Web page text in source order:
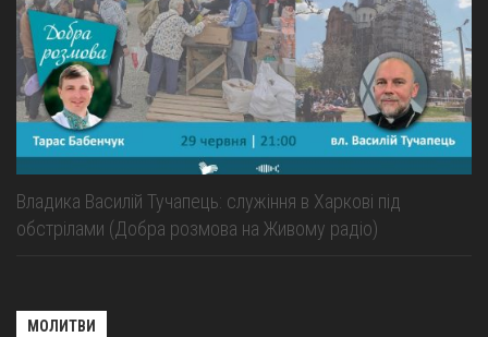
Владика Василій Тучапець: служіння в Харкові під
обстрілами (Добра розмова на Живому радіо)
МОЛИТВИ